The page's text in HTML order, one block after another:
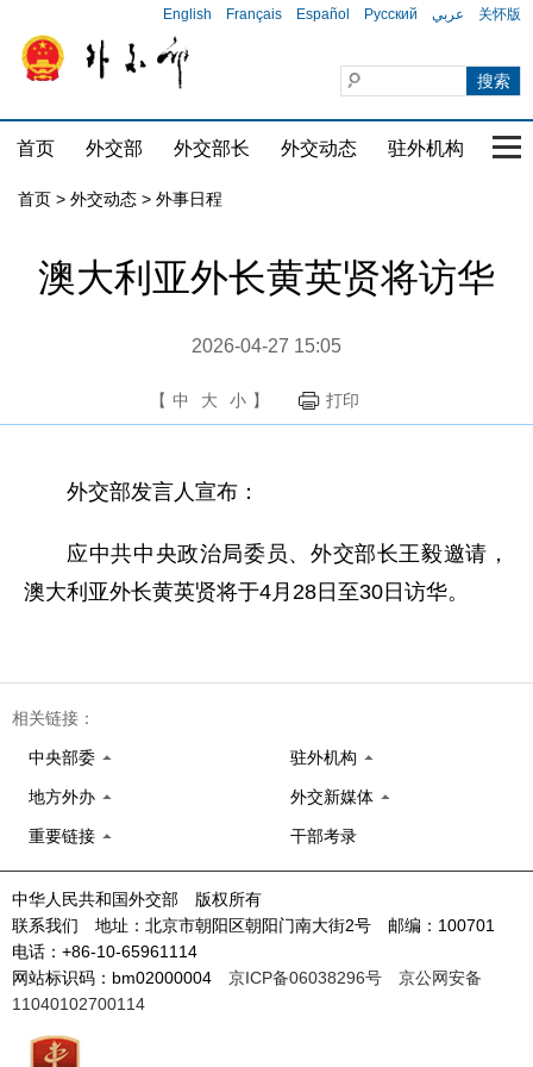
English Français Español Русский عربي 关怀版
首页 外交部 外交部长 外交动态 驻外机构 国
首页 > 外交动态 > 外事日程
澳大利亚外长黄英贤将访华
2026-04-27 15:05
【 中 大 小 】 打印
外交部发言人宣布：
应中共中央政治局委员、外交部长王毅邀请，
澳大利亚外长黄英贤将于4月28日至30日访华。
相关链接：
中央部委 驻外机构
地方外办 外交新媒体
重要链接 干部考录
中华人民共和国外交部 版权所有
联系我们 地址：北京市朝阳区朝阳门南大街2号 邮编：100701
电话：+86-10-65961114
网站标识码：bm02000004 京ICP备06038296号
京公网安备
11040102700114